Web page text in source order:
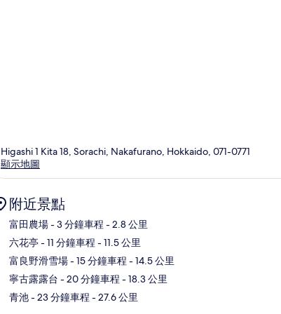
Higashi 1 Kita 18, Sorachi, Nakafurano, Hokkaido, 071-0771
顯示地圖
附近景點
富田農場- 3 分鐘車程 - 2.8 公里
六花亭- 11 分鐘車程 - 11.5 公里
富良野滑雪場- 15 分鐘車程 - 14.5 公里
寧古露露台 - 20 分鐘車程 - 18.3 公里
青池- 23 分鐘車程 - 27.6 公里